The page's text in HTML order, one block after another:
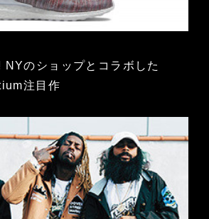
NYのショップとコラボした
注目作